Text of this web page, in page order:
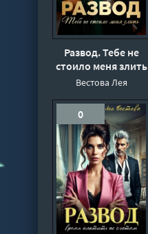
Развод. Тебе не
стоило меня злить
- Лея Вестова
Вестова Лея
0